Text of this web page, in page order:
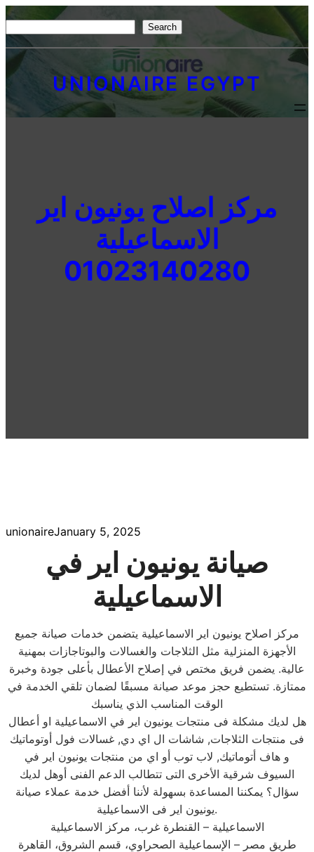
Skip
to
content
e
r
c
Search
UNIONAIRE EGYPT
مركز اصلاح يونيون اير
الاسماعيلية
01023140280
unionaireJanuary 5, 2025
صيانة يونيون اير في
الاسماعيلية
مركز اصلاح يونيون اير الاسماعيلية يتضمن خدمات صيانة جميع
الأجهزة المنزلية مثل الثلاجات والغسالات والبوتاجازات بمهنية
عالية. يضمن فريق مختص في إصلاح الأعطال بأعلى جودة وخبرة
ممتازة. تستطيع حجز موعد صيانة مسبقًا لضمان تلقي الخدمة في
الوقت المناسب الذي يناسبك
هل لديك مشكلة فى منتجات يونيون اير في الاسماعيلية او أعطال
فى منتجات الثلاجات, شاشات ال اي دي, غسالات فول أوتوماتيك
و هاف أتوماتيك, لاب توب أو اي من منتجات يونيون اير في
السيوف شرقية الأخرى التى تتطالب الدعم الفنى أوهل لديك
سؤال؟ يمكننا المساعدة بسهولة لأننا أفضل خدمة عملاء صيانة
يونيون اير فى الاسماعيلية.
الاسماعيلية – القنطرة غرب، مركز الاسماعيلية
طريق مصر – الإسماعيلية الصحراوي، قسم الشروق، القاهرة